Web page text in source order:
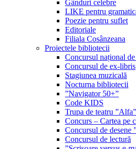
Gânduri celebre
LIKE pentru
Poezie pentru suflet
Editoriale
Filiala Cosânzeana
Proiectele bibliotecii
Concursul național
Concursul de ex-libris
Stagiunea muzicală
Nocturna bibliotecii
”Navigator 50+”
Code KIDS
Trupa de teatru ”Alfa”
Concurs – Cartea pe
Concursul de desene
Concursul de lectură